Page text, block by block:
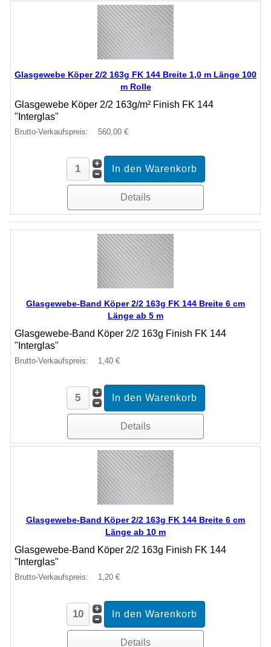
Glasgewebe Köper 2/2 163g FK 144 Breite 1,0 m Länge 100
m Rolle
Glasgewebe Köper 2/2 163g/m² Finish FK 144
"Interglas"
Brutto-Verkaufspreis: 560,00 €
Details
Glasgewebe-Band Köper 2/2 163g FK 144 Breite 6 cm
Länge ab 5 m
Glasgewebe-Band Köper 2/2 163g Finish FK 144
"Interglas"
Brutto-Verkaufspreis: 1,40 €
Details
Glasgewebe-Band Köper 2/2 163g FK 144 Breite 6 cm
Länge ab 10 m
Glasgewebe-Band Köper 2/2 163g Finish FK 144
"Interglas"
Brutto-Verkaufspreis: 1,20 €
Details